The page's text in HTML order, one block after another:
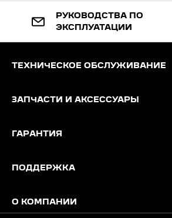
РУКОВОДСТВА ПО
ЭКСПЛУАТАЦИИ
ТЕХНИЧЕСКОЕ ОБСЛУЖИВАНИЕ
ЗАПЧАСТИ И АКСЕССУАРЫ
ГАРАНТИЯ
ПОДДЕРЖКА
О КОМПАНИИ